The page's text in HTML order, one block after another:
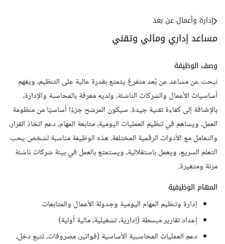
مساعد إداري ومالي وتقني
إدارة وأعمال عن بعد
وصف الوظيفة
نبحث عن مساعد عن بُعد متفرغ يتمتع بقدرة عالية على التنظيم، ويفهم
أساسيات الأعمال والشركات الناشئة، ولديه معرفة بالمحاسبة والإدارة،
بالإضافة إلى كفاءة تقنية جيدة. سيكون المرشح جزءًا أساسيًا من منظومة
العمل، ويساهم في تنظيم العمليات اليومية، متابعة المهام، دعم اتخاذ القرار،
والتعامل مع الأدوات الرقمية المختلفة. هذه الوظيفة مناسبة لشخص يحب
التعلم السريع، ويعمل باستقلالية، ويستمتع بالعمل في بيئة شركات ناشئة
مرنة ومتغيرة.
المهام الوظيفية
إدارة وتنظيم المهام اليومية وجدولة الأعمال والمتابعات
إعداد تقارير مبسطة (إدارية، تشغيلية، مالية أولية)
دعم العمليات المحاسبية الأساسية (فواتير، مصروفات، تتبع دخل،